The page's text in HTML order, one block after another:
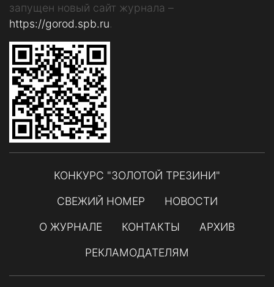
запущен новый сайт журнала –
https://gorod.spb.ru.
КОНКУРС "ЗОЛОТОЙ ТРЕЗИНИ"
СВЕЖИЙ НОМЕР
НОВОСТИ
О ЖУРНАЛЕ
КОНТАКТЫ
АРХИВ
РЕКЛАМОДАТЕЛЯМ